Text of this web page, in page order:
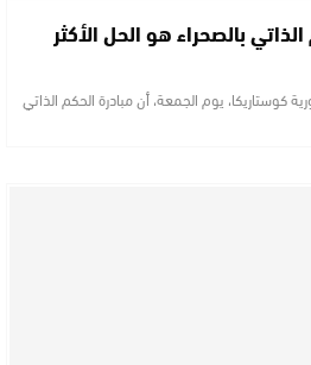
بالصحراء هو الحل الأكثر
كوستاريكا، يوم الجمعة، أن مبادرة الحكم الذاتي